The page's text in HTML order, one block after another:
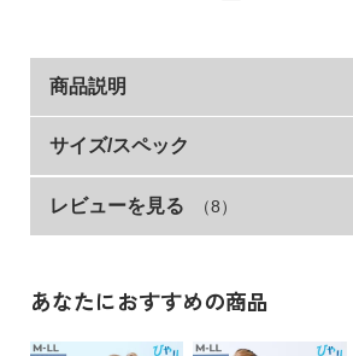
イ
ド・
ル
ビ
商品説明
ママもパパも、ゆるっと着られるシ
った半袖Tシャツ。
キッズ品番と同様のリブ素材を使用し、
※繰り返しの着用による、"よれ"は起こり
一緒にチェックしたいおすすめアイテム（
・172UTP004 ビッグシルエット 半袖T
サイズ/スペック
サイズ 着丈
レビューを見る （8）
あなたにおすすめの商品